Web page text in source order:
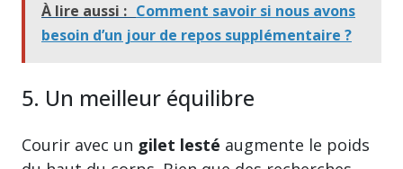
À lire aussi : Comment savoir si nous avons
besoin d’un jour de repos supplémentaire ?
5. Un meilleur équilibre
Courir avec un gilet lesté augmente le poids